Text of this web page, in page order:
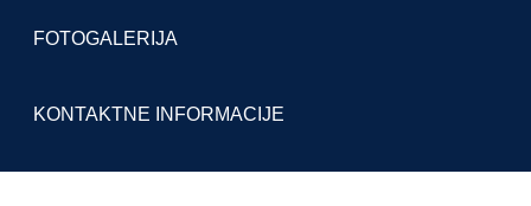
FOTOGALERIJA
KONTAKTNE INFORMACIJE